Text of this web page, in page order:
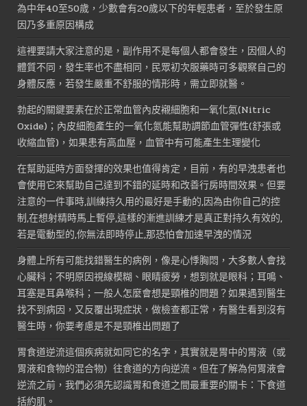
為中年40至50歲，少數會有20歲以下的年輕患者，至於發生原
因乃多重原因構成
這裡要請大家注意的是，副作用不是每個人都會發生，因個人的
體質不同，發生率也不盡相同，民眾初次服藥時可多觀察自己的
身體反應，若發生嚴重不舒服的情形時，需立即就醫。
勃起的關鍵要素在於正常血管內皮襯細胞和一氧化氮(Nitric
Oxide)；內皮細胞產生的一氧化氮能幫助調節血管彈性(舒張或
收縮血管)，如果患有高血壓，血管中有可能產生生理變化
在幫助延時方面發揮的效果也值得肯定，目前，有的早洩患者也
會使用它來幫助自己達到不錯的延時和改善行房時間效果。但要
注意的一件事時,訓練持久用的最好是手動的,因為由你自己的控
制,在想射精時馬上暫停,這樣的漸進訓練才是真正對持久有效的,
若是電動型的,你無法即時停止,那恐怕會加速早洩的情況
身體上所有可能找錯醫生的病例，像是心悸胸悶，大多數人會找
心臟科；不明原因視線模糊、眼睛疲勞，想到就是眼科；耳鳴、
耳塞是耳鼻喉科；一般人怎麼會想是頸椎的問題？如果遇到醫生
找不到病因，又反覆出現症狀，做檢查都正常，有醫生看到沒有
醫生時，你要考慮是不是頸椎出問題了
胃食道逆流這個疾病就如同它的名字，其實就是胃中的胃液（或
胃液和食物的混合物）往食道的方向逆流。但在了解為何胃液會
逆流之前，我們必須先認識胃和食道之間最重要的關卡：下食道
括約肌。